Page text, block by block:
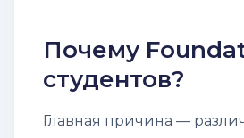
Почему
студентов?
Главная причина —